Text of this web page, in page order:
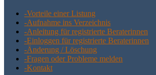
-Vor­tei­le einer Listung
-Auf­nah­me ins Verzeichnis
-Anlei­tung für regis­trier­te Beraterinnen
-Ein­log­gen für regis­trier­te Beraterinnen
-Ände­rung / Löschung
-Fra­gen oder Pro­ble­me melden
-Kon­takt